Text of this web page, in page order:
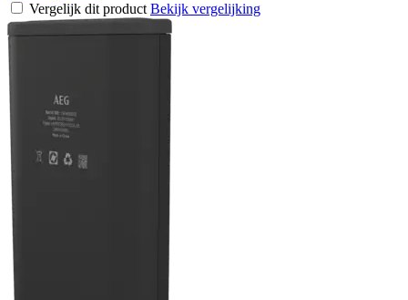
Vergelijk dit product Bekijk vergelijking